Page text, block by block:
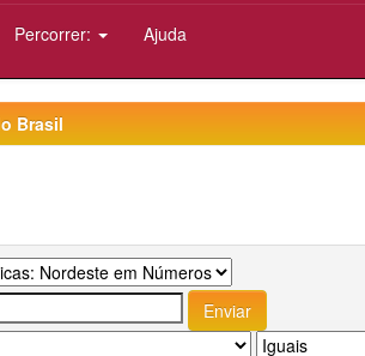
Percorrer: Ajuda
Brasil